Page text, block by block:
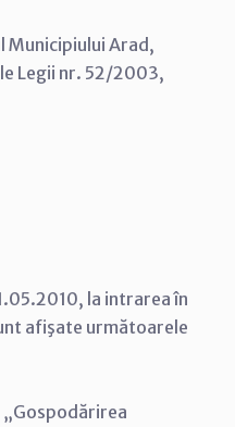
Municipiului Arad,
Legii nr. 52/2003,
la intrarea în
afişate următoarele